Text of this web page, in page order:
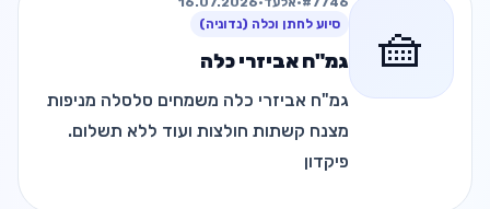
🧺
סיוע לחתן וכלה (נדוניה)
גמ"ח אביזרי כלה
גמ"ח אביזרי כלה משמחים סלסלה מניפות
מצנח קשתות חולצות ועוד ללא תשלום.
פיקדון